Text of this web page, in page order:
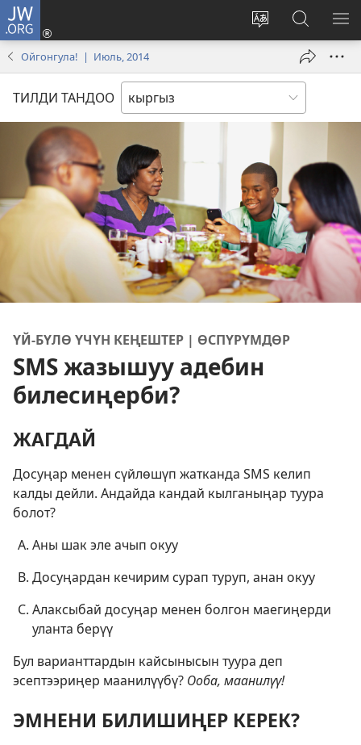
JW.ORG
Башка
тандоо
Кирүү
(жаңы
JW.ORG
сайтынан
издөө
Ойгонгула! | Июль, 2014
ТИЛДИ ТАНДОО
ҮЙ-БҮЛӨ ҮЧҮН КЕҢЕШТЕР | ӨСПҮРҮМДӨР
SMS жазышуу адебин
билесиңерби?
ЖАГДАЙ
Досуңар менен сүйлөшүп жатканда SMS келип
калды дейли. Андайда кандай кылганыңар туура
болот?
Аны шак эле ачып окуу
Досуңардан кечирим сурап туруп, анан окуу
Алаксыбай досуңар менен болгон маегиңерди
уланта берүү
Бул варианттардын кайсынысын туура деп
эсептээриңер маанилүүбү? Ооба, маанилүү!
ЭМНЕНИ БИЛИШИҢЕР КЕРЕК?